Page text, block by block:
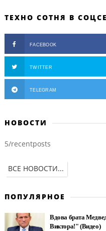
ТЕХНО СОТНЯ В
FACEBOOK
TWITTER
TELEGRAM
НОВОСТИ
5/recentposts
ВСЕ НОВОСТИ...
ПОПУЛЯРНОЕ
Вдова брата
Виктора!" (Видео)